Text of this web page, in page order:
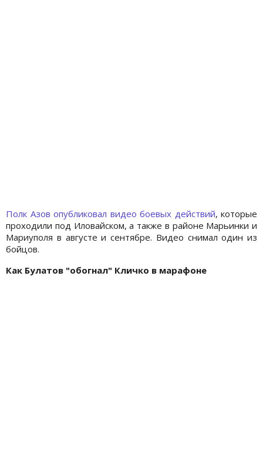
Полк Азов опубликовал видео боевых действий, которые
проходили под Иловайском, а также в районе Марьинки и
Мариуполя в августе и сентябре. Видео снимал один из
бойцов.
Как Булатов "обогнал" Кличко в марафоне